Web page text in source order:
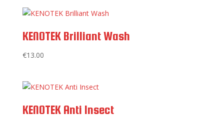
KENOTEK Brilliant Wash
€13.00
KENOTEK Anti Insect